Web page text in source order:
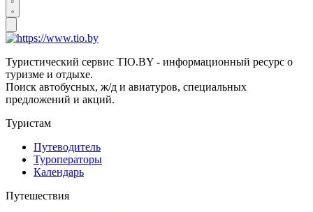
Туристический сервис TIO.BY - информационный ресурс о
туризме и отдыхе.
Поиск автобусных, ж/д и авиатуров, специальных
предложений и акций.
Туристам
Путеводитель
Туроператоры
Календарь
Путешествия